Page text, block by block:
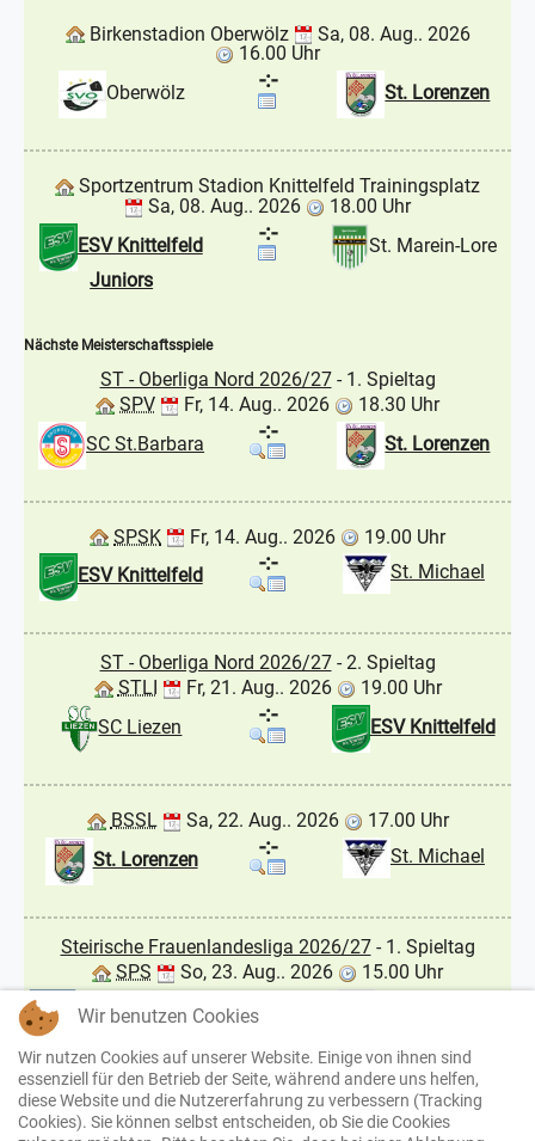
Birkenstadion Oberwölz
Sa, 08. Aug.. 2026
16.00 Uhr
Oberwölz
St. Lorenzen
-:-
Sportzentrum Stadion Knittelfeld Trainingsplatz
Sa, 08. Aug.. 2026
18.00 Uhr
ESV Knittelfeld
Juniors
St. Marein-Lore
-:-
Nächste Meisterschaftsspiele
ST - Oberliga Nord 2026/27- 1. Spieltag
SPV
Fr, 14. Aug.. 2026
18.30 Uhr
SC St.Barbara
St. Lorenzen
-:-
SPSK Fr, 14. Aug.. 2026
19.00 Uhr
ESV Knittelfeld
St. Michael
-:-
ST - Oberliga Nord 2026/27- 2. Spieltag
STLI
Fr, 21. Aug.. 2026
19.00 Uhr
SC Liezen
ESV Knittelfeld
-:-
BSSL Sa, 22. Aug.. 2026
17.00 Uhr
St. Lorenzen
St. Michael
-:-
Steirische Frauenlandesliga 2026/27- 1. Spieltag
SPS
So, 23. Aug.. 2026
15.00 Uhr
USV Signal Girls
UDFC
-:-
ST - Oberliga Nord 2026/27- 3. Spieltag
Wir benutzen Cookies
Wir nutzen Cookies auf unserer Website. Einige von ihnen sind
essenziell für den Betrieb der Seite, während andere uns helfen,
diese Website und die Nutzererfahrung zu verbessern (Tracking
Cookies). Sie können selbst entscheiden, ob Sie die Cookies